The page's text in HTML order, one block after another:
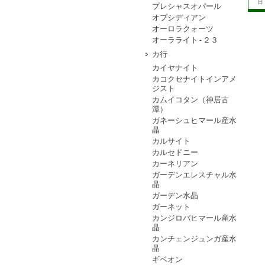
プレシャスオパール
オブシディアン
オーロラクォーツ
オーラライト-２３
カ行
カイヤナイト
カコクセナイトインアメ
ジスト
カムイコタン（神居古
潭）
ガネーシュヒマール産水
晶
カルサイト
カルセドニー
カーネリアン
ガーデンエレスチャル水
晶
ガーデン水晶
ガーネット
カンジロバヒマール産水
晶
カンチェンジュンガ産水
晶
ギベオン
日